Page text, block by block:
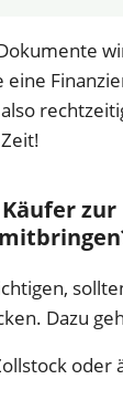
zur
Dazu
oder